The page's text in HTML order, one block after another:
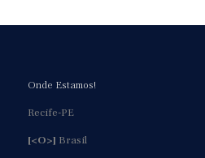
Onde Estamos!
Recife-PE
[<O>] Brasil